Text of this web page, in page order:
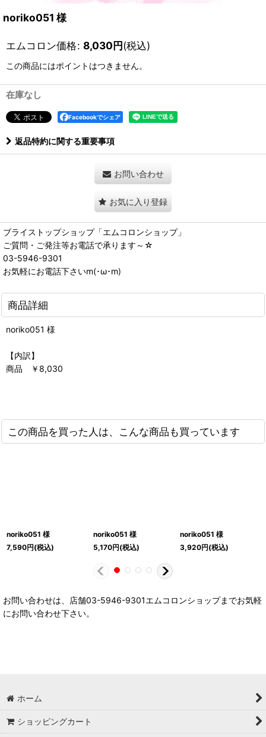
noriko051 様
エムコロン価格: 8,030円(税込)
この商品にはポイントはつきません。
在庫なし
Facebookでシェア
返品特約に関する重要事項
お問い合わせ
お気に入り登録
ブライストップショップ「エムコロンショップ」
ご質問・ご発注等お電話で承ります～☆
03-5946-9301
お気軽にお電話下さいm(･ω･m)
商品詳細
noriko051 様
【内訳】
商品 ￥8,030
この商品を買った人は、こんな商品も買っています
noriko051 様
7,590円(税込)
noriko051 様
5,170円(税込)
noriko051 様
3,920円(税込)
お問い合わせは、店舗03-5946-9301エムコロンショップまでお気軽
にお問い合わせ下さい。
ホーム
ショッピングカート